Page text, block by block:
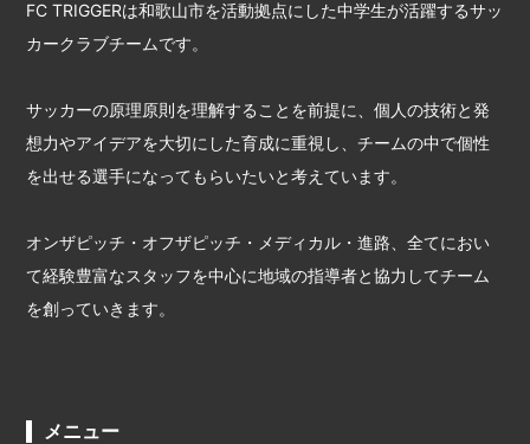
FC TRIGGERは和歌山市を活動拠点にした中学生が活躍するサッ
カークラブチームです。
サッカーの原理原則を理解することを前提に、個人の技術と発
想力やアイデアを大切にした育成に重視し、チームの中で個性
を出せる選手になってもらいたいと考えています。
オンザピッチ・オフザピッチ・メディカル・進路、全てにおい
て経験豊富なスタッフを中心に地域の指導者と協力してチーム
を創っていきます。
メニュー